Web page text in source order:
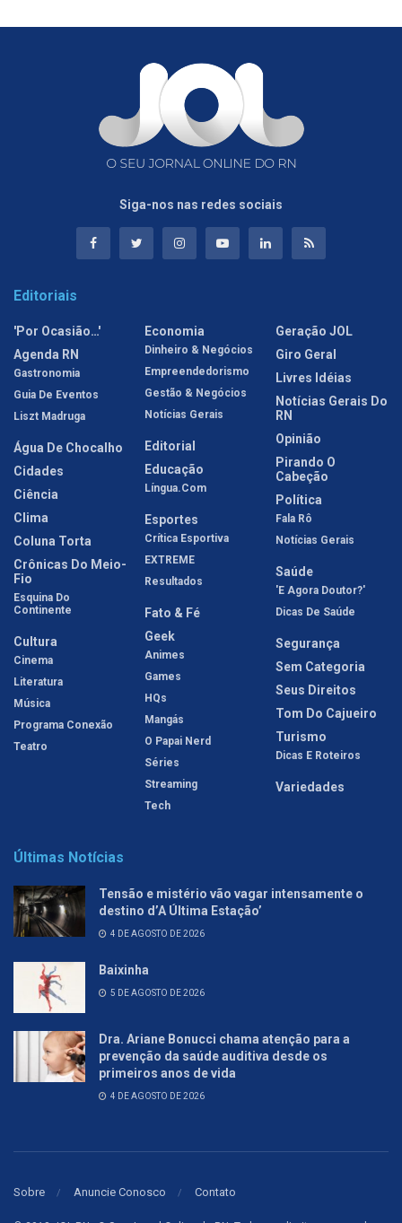
Siga-nos nas redes sociais
Editoriais
'Por Ocasião…'
Agenda RN
Gastronomia
Guia De Eventos
Liszt Madruga
Água De Chocalho
Cidades
Ciência
Clima
Coluna Torta
Crônicas Do Meio-
Fio
Esquina Do
Continente
Cultura
Cinema
Literatura
Música
Programa Conexão
Teatro
Economia
Dinheiro & Negócios
Empreendedorismo
Gestão & Negócios
Notícias Gerais
Editorial
Educação
Língua.com
Esportes
Crítica Esportiva
EXTREME
Resultados
Fato & Fé
Geek
Animes
Games
HQs
Mangás
O Papai Nerd
Séries
Streaming
Tech
Geração JOL
Giro Geral
Livres Idéias
Notícias Gerais Do
RN
Opinião
Pirando O
Cabeção
Política
Fala Rô
Notícias Gerais
Saúde
'E Agora Doutor?'
Dicas De Saúde
Segurança
Sem Categoria
Seus Direitos
Tom Do Cajueiro
Turismo
Dicas E Roteiros
Variedades
Últimas Notícias
Tensão e mistério vão vagar intensamente o
destino d’A Última Estação’
4 DE AGOSTO DE 2026
Baixinha
5 DE AGOSTO DE 2026
Dra. Ariane Bonucci chama atenção para a
prevenção da saúde auditiva desde os
primeiros anos de vida
4 DE AGOSTO DE 2026
Sobre Anuncie Conosco Contato